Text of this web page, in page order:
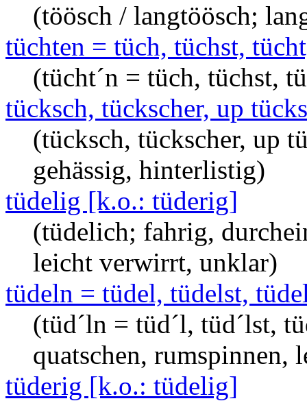
(töösch / langtöösch;
tüchten = tüch, tüchst,
(tücht´n = tüch, tüchst,
tücksch, tückscher, up
(tücksch, tückscher, up
gehässig, hinterlistig)
tüdelig [k.o.: tüderig]
(tüdelich; fahrig,
leicht verwirrt, unklar)
tüdeln = tüdel, tüdelst,
(tüd´ln = tüd´l, tüd´lst,
quatschen, rumspinnen,
tüderig [k.o.: tüdelig]